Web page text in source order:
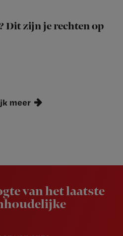
Dit zijn je rechten op
meer
van het laatste